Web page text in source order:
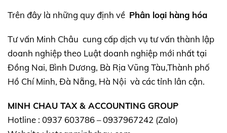
Trên đây là những quy định về Phân loại hàng hóa
Tư vấn Minh Châu cung cấp dịch vụ tư vấn thành lập
doanh nghiệp theo Luật doanh nghiệp mới nhất tại
Đồng Nai, Bình Dương, Bà Rịa Vũng Tàu,Thành phố
Hồ Chí Minh, Đà Nẵng, Hà Nội và các tỉnh lân cận.
MINH CHAU TAX & ACCOUNTING GROUP
Hotline : 0937 603786 – 0937967242 (Zalo)